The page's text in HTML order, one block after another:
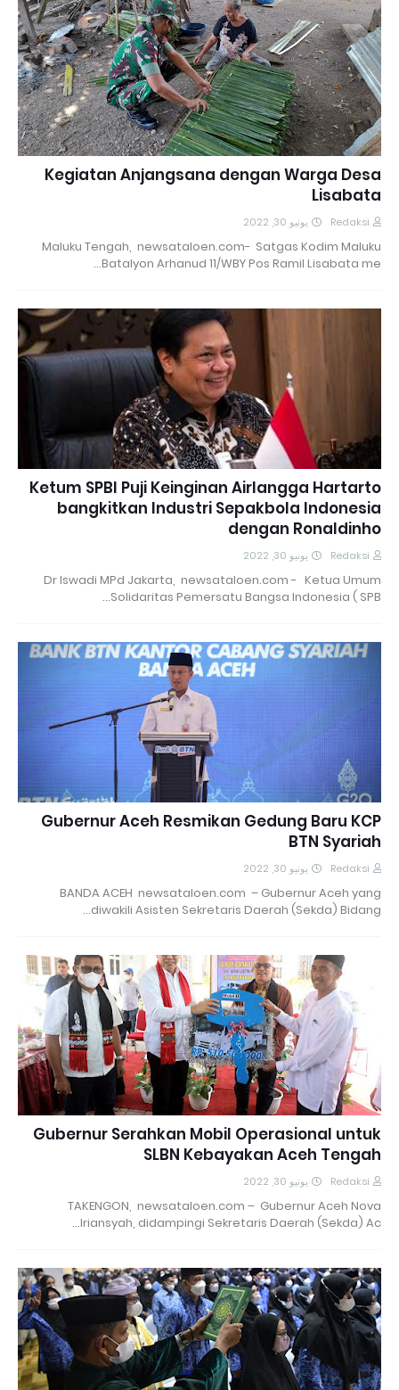
Kegiatan Anjangsana dengan Warga Desa
Lisabata
Redaksi يونيو 30, 2022
Maluku Tengah, newsataloen.com- Satgas Kodim Maluku
Batalyon Arhanud 11/WBY Pos Ramil Lisabata me…
Ketum SPBI Puji Keinginan Airlangga Hartarto
bangkitkan Industri Sepakbola Indonesia
dengan Ronaldinho
Redaksi يونيو 30, 2022
Dr Iswadi MPd Jakarta, newsataloen.com - Ketua Umum
Solidaritas Pemersatu Bangsa Indonesia ( SPB…
Gubernur Aceh Resmikan Gedung Baru KCP
BTN Syariah
Redaksi يونيو 30, 2022
BANDA ACEH newsataloen.com – Gubernur Aceh yang
diwakili Asisten Sekretaris Daerah (Sekda) Bidang…
Gubernur Serahkan Mobil Operasional untuk
SLBN Kebayakan Aceh Tengah
Redaksi يونيو 30, 2022
TAKENGON, newsataloen.com – Gubernur Aceh Nova
Iriansyah, didampingi Sekretaris Daerah (Sekda) Ac…